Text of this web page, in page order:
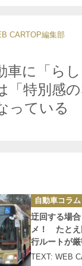
CARTOP編集部
車に「ら
「特別感
っている
カ
テ
ゴ
リ
ー
自動車コラム
迂回する場
メ！ たとえ
行ルートが
TEXT: WEB